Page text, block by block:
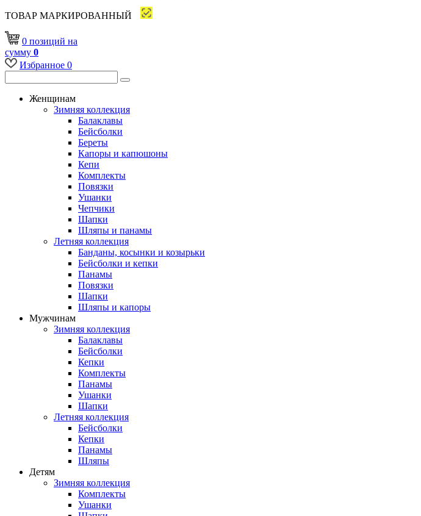
ТОВАР МАРКИРОВАННЫЙ
0 позиций на
сумму 0
Избранное 0
Женщинам
Зимняя коллекция
Балаклавы
Бейсболки
Береты
Капоры и капюшоны
Кепи
Комплекты
Повязки
Ушанки
Чепчики
Шапки
Шляпы и панамы
Летняя коллекция
Банданы, косынки и козырьки
Бейсболки и кепки
Панамы
Повязки
Шапки
Шляпы и капоры
Мужчинам
Зимняя коллекция
Балаклавы
Бейсболки
Кепки
Комплекты
Панамы
Ушанки
Шапки
Летняя коллекция
Бейсболки
Кепки
Панамы
Шляпы
Детям
Зимняя коллекция
Комплекты
Ушанки